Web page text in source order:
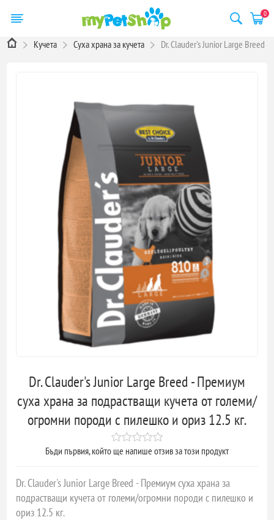
0
Кучета Суха храна за кучета Dr. Clauder's Junior Large Breed
Dr. Clauder's Junior Large Breed - Премиум
суха храна за подрастващи кучета от големи/
огромни породи с пилешко и ориз 12.5 кг.
Бъди първия, който ще напише отзив за този продукт
Dr. Clauder's Junior Large Breed - Премиум суха храна за
подрастващи кучета от големи/огромни породи с пилешко и
ориз 12.5 кг.